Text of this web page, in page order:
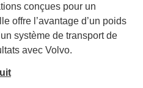
conçues pour un
offre l’avantage d’un poids
système de transport de
avec Volvo.